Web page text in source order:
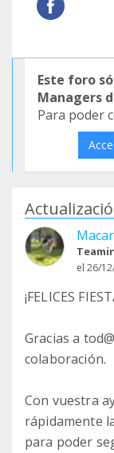
Este foro
Managers
Para poder
el 26/
¡FELICES
Gracias a
colaboración.
Con vuestra
rápidamente
para poder